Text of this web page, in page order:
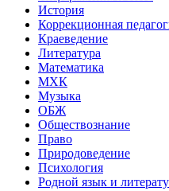
История
Коррекционная
Краеведение
Литература
Математика
МХК
Музыка
ОБЖ
Обществознание
Право
Природоведение
Психология
Родной язык и